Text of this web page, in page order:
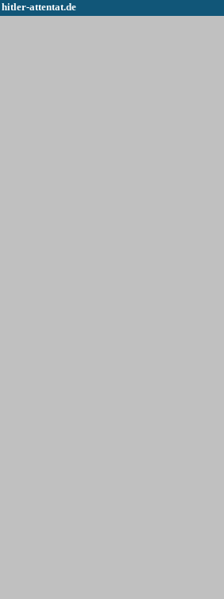
hitler-attentat.de